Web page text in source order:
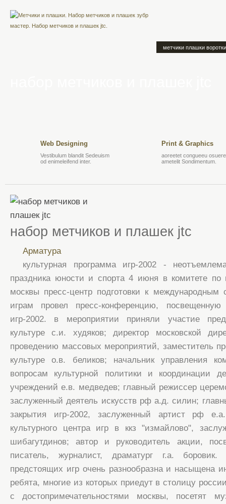
метчики плашки воротки
Web Designing
Vestibulum blandit Sedeuism
od enimeleifend inter.
Print & Graphics
aoreetet congueeu
ametelit Sondimentum.
набор метчиков и плашек jtc
Арматура
культурная программа игр-2002 -
праздника юности и спорта 4 июня в комитете по
москвы пресс-центр подготовки к
играм провел пресс-конференцию, посвещенную
игр-2002. в мероприятии приняли участие
культуре с.и. худяков; директор московской
проведению массовых мероприятий, заместитель
культуре о.в. беликов; начальник управления
вопросам культурной политики и координации
учреждений е.в. медведев; главный режиссер
заслуженный деятель искусств рф а.д. силин;
закрытия игр-2002, заслуженный артист рф е.а.
культурного центра игр в ккз "измайлово",
шибагутдинов; автор и руководитель акции,
писатель, журналист, драматург г.а. боровик.
предстоящих игр очень разнообразна и насыщена
ребята, многие из которых приедут в столицу
с достопримечательностями москвы, посетят